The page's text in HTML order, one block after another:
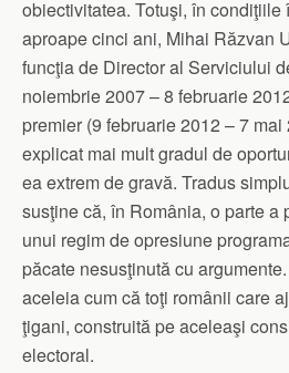
obiectivitatea. Totuşi, în condiţiile
aproape cinci ani, Mihai Răzvan
funcţia de Director al Serviciului
noiembrie 2007 – 8 februarie
premier (9 februarie 2012 – 7
explicat mai mult gradul de
ea extrem de gravă. Tradus
susţine că, în România, o parte a
unui regim de opresiune
păcate nesusţinută cu
aceleia cum că toţi românii care
ţigani, construită pe aceleaşi
electoral.